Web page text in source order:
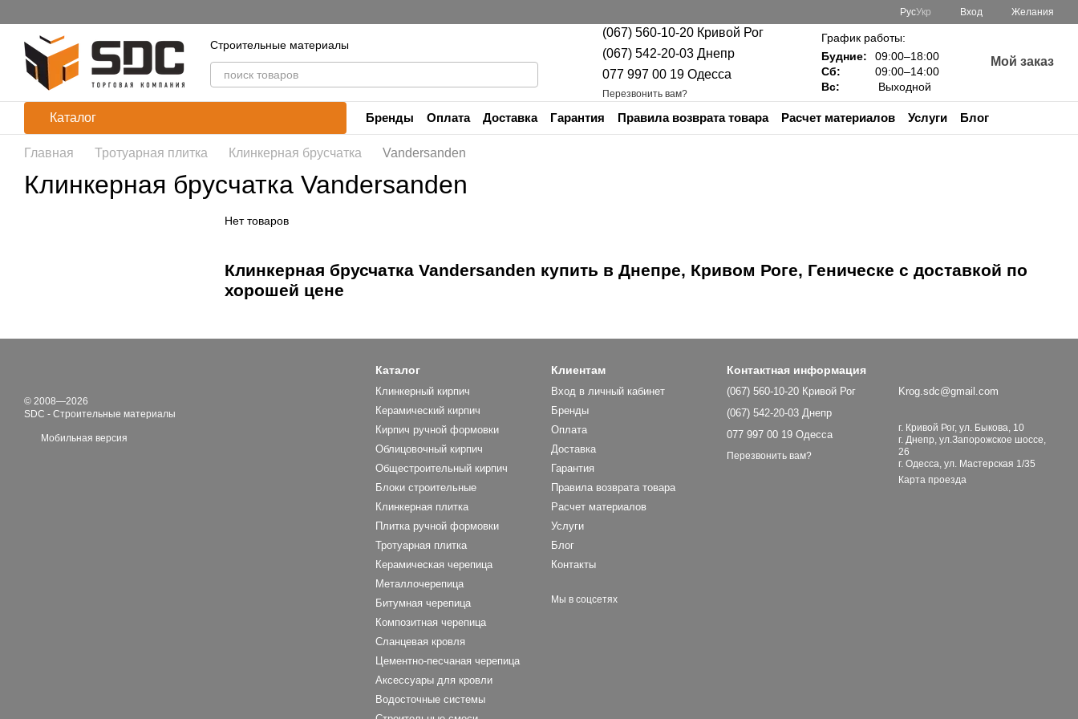
РусУкр Вход Желания
Строительные материалы
(067) 560-10-20 Кривой Рог
(067) 542-20-03 Днепр
077 997 00 19 Одесса
Перезвонить вам?
График работы:
Будние:
09:00–18:00
Сб:
09:00–14:00
Вс:
Выходной
Мой заказ
Каталог Бренды Оплата Доставка Гарантия Правила возврата товара Расчет материалов Услуги
Блог
Контакты
Главная
Тротуарная плитка Клинкерная брусчатка Vandersanden
Клинкерная брусчатка Vandersanden
Клинкерная брусчатка Vandersanden купить в Днепре, Кривом Роге, Геническе с доставкой по
хорошей цене
Нет товаров
© 2008—2026
SDC - Строительные материалы
Мобильная версия
Каталог
Клинкерный кирпич
Керамический кирпич
Кирпич ручной формовки
Облицовочный кирпич
Общестроительный кирпич
Блоки строительные
Клинкерная плитка
Плитка ручной формовки
Тротуарная плитка
Керамическая черепица
Металлочерепица
Битумная черепица
Композитная черепица
Сланцевая кровля
Цементно-песчаная черепица
Аксессуары для кровли
Водосточные системы
Клиентам
Вход в личный кабинет
Бренды
Оплата
Доставка
Гарантия
Правила возврата товара
Расчет материалов
Услуги
Блог
Контакты
Мы в соцсетях
Контактная информация
(067) 560-10-20 Кривой Рог
(067) 542-20-03 Днепр
077 997 00 19 Одесса
Перезвонить вам?
Krog.sdc@gmail.com
г. Кривой Рог, ул. Быкова, 10
г. Днепр, ул.Запорожское шоссе,
26
г. Одесса, ул. Мастерская 1/35
Карта проезда